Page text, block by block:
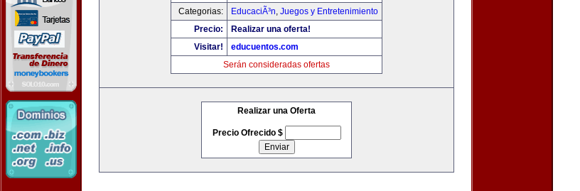
Categorias:
EducaciÃ³n, Juegos y Entretenimiento
Precio:
Realizar una oferta!
Visitar!
educuentos.com
Serán consideradas ofertas
Realizar una Oferta
Precio Ofrecido $